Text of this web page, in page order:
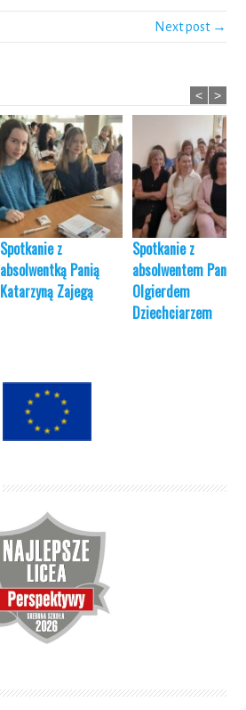
Next post →
Spotkanie z
absolwentką Panią
Katarzyną Zajegą
Spotkanie z
absolwentem Panem
Olgierdem
Dziechciarzem
< >